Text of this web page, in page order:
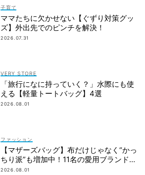
子育て
ママたちに欠かせない【ぐずり対策グッ
ズ】外出先でのピンチを解決！
2026.07.31
VERY STORE
「旅行になに持っていく？」水際にも使
える【軽量トートバッグ】4選
2026.08.01
ファッション
【マザーズバッグ】布だけじゃなく“かっ
ちり派”も増加中！11名の愛用ブランド
は？
2026.08.01